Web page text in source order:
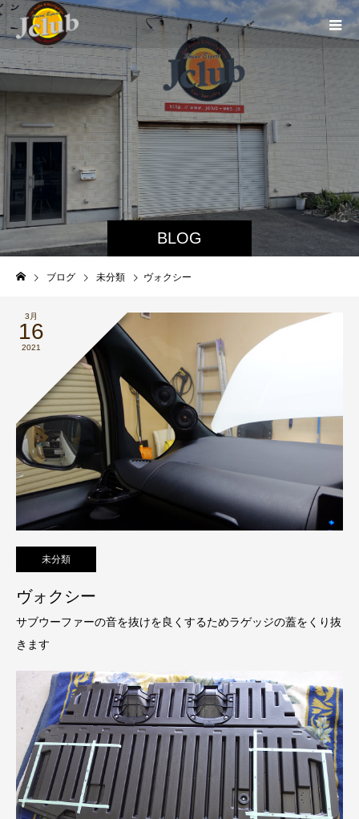
BLOG
ブログ 未分類 ヴォクシー
3月
16
2021
未分類
ヴォクシー
サブウーファーの音を抜けを良くするためラゲッジの蓋をくり抜
きます